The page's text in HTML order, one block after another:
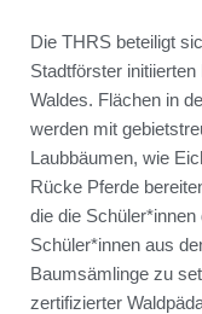
Die THRS beteiligt
Stadtförster
Waldes. Flächen in
werden mit
Laubbäumen, wie
Rücke Pferde
die die
Schüler*innen aus
Baumsämlinge zu
zertifizierter